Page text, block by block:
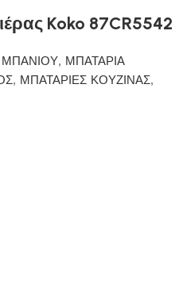
Koko 87CR5542
ΜΠΑΝΙΟΥ, ΜΠΑΤΑΡΙΑ
, ΜΠΑΤΑΡΙΕΣ ΚΟΥΖΙΝΑΣ,